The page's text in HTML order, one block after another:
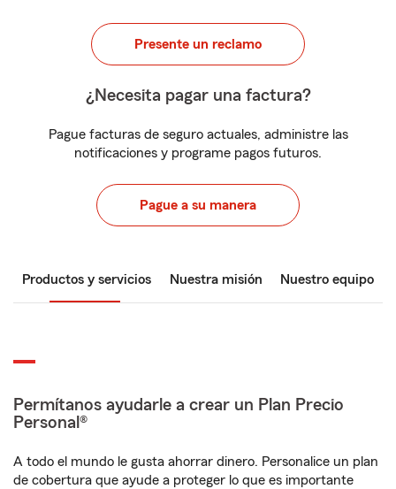
Presente un reclamo
¿Necesita pagar una factura?
Pague facturas de seguro actuales, administre las
notificaciones y programe pagos futuros.
Pague a su manera
Productos y servicios Nuestra misión Nuestro equipo
Permítanos ayudarle a crear un Plan Precio
Personal®
A todo el mundo le gusta ahorrar dinero. Personalice un plan
de cobertura que ayude a proteger lo que es importante